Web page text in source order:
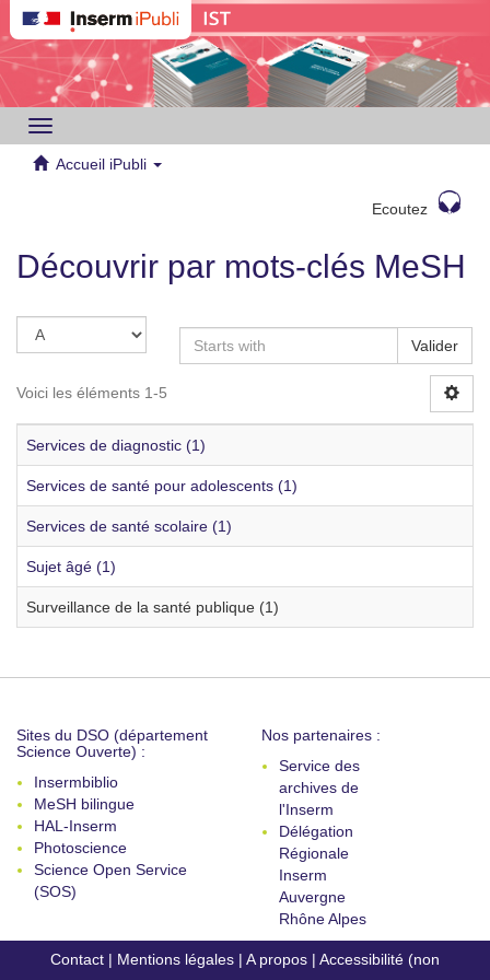
Toggle
navigation
Accueil iPubli
Ecoutez
Découvrir par mots-clés MeSH
Valider
Voici les éléments 1-5
Services de diagnostic (1)
Services de santé pour adolescents (1)
Services de santé scolaire (1)
Sujet âgé (1)
Surveillance de la santé publique (1)
Sites du DSO (département
Science Ouverte) :
Insermbiblio
MeSH bilingue
HAL-Inserm
Photoscience
Science Open Service
(SOS)
Nos partenaires :
Service des
archives de
l'Inserm
Délégation
Régionale
Inserm
Auvergne
Rhône Alpes
Contact | Mentions légales | A propos | Accessibilité (non